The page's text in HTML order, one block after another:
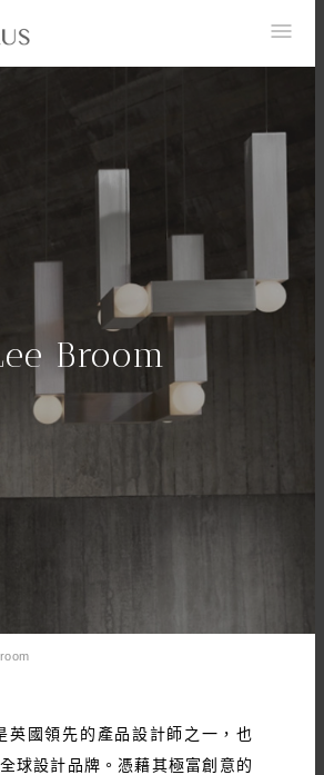
Broom
英國領先的產品設計師之一，也
球設計品牌。憑藉其極富創意的